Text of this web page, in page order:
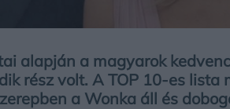
alapján a magyarok
rész volt. A TOP 10-es lista
a Wonka áll és